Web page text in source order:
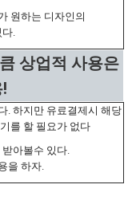
원하는 디자인의
다.
상업적 사용은
. 하지만 유료결제시 해당
를 할 필요가 없다
아볼수 있다.
을 하자.